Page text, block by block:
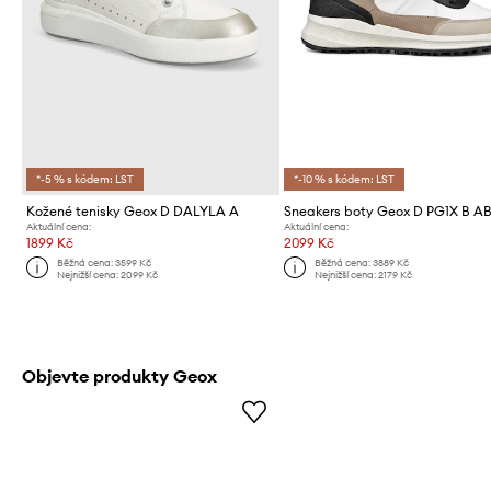
*-5 % s kódem: LST
Kožené tenisky Geox D DALYLA A
Aktuální cena:
1899 Kč
Běžná cena:3599 Kč
Nejnižší cena:2099 Kč
*-10 % s kódem: LST
Sneakers boty Geox D PG1X B
Aktuální cena:
2099 Kč
Běžná cena: 3889 Kč
Nejnižší cena: 2179 Kč
Objevte produkty Geox